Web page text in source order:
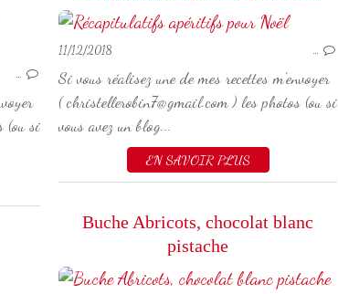
ENTRÉ
…
(ou si
11/12/2018 …
Si vous réalisez une de mes recettes m'envoyer
( christellerobin7@gmail.com ) les photos (ou si
vous avez un blog...
EN SAVOIR PLUS
Buche Abricots, chocolat blanc
pistache
BISCUITS